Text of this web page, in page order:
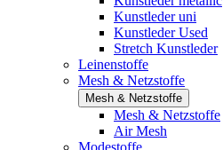
Kunstleder uni
Kunstleder Used
Stretch Kunstleder
Leinenstoffe
Mesh & Netzstoffe
Mesh & Netzstoffe
Mesh & Netzstoffe
Air Mesh
Modestoffe